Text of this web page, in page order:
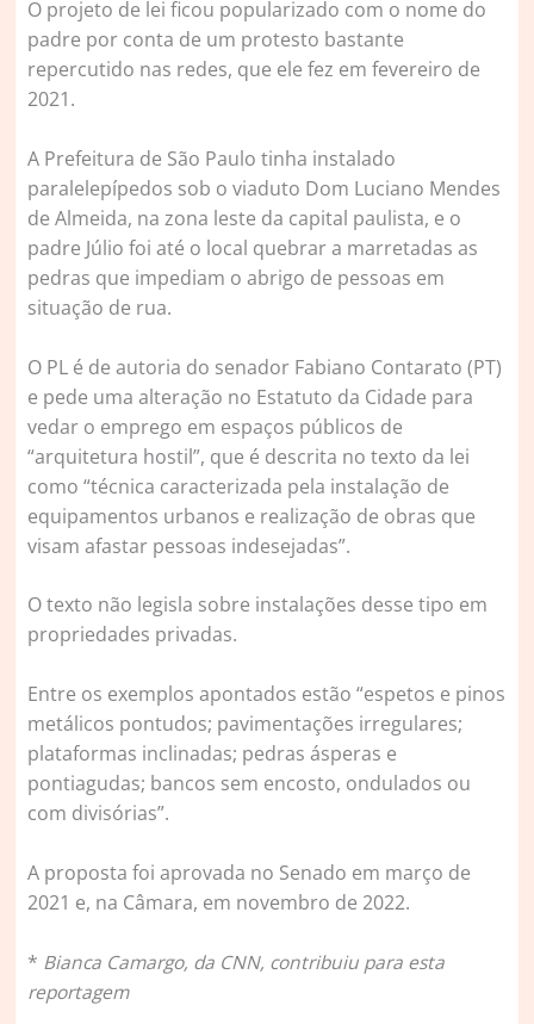
O projeto de lei ficou popularizado com o nome do
padre por conta de um protesto bastante
repercutido nas redes, que ele fez em fevereiro de
2021.
A Prefeitura de São Paulo tinha instalado
paralelepípedos sob o viaduto Dom Luciano Mendes
de Almeida, na zona leste da capital paulista, e o
padre Júlio foi até o local quebrar a marretadas as
pedras que impediam o abrigo de pessoas em
situação de rua.
O PL é de autoria do senador Fabiano Contarato (PT)
e pede uma alteração no Estatuto da Cidade para
vedar o emprego em espaços públicos de
“arquitetura hostil”, que é descrita no texto da lei
como “técnica caracterizada pela instalação de
equipamentos urbanos e realização de obras que
visam afastar pessoas indesejadas”.
O texto não legisla sobre instalações desse tipo em
propriedades privadas.
Entre os exemplos apontados estão “espetos e pinos
metálicos pontudos; pavimentações irregulares;
plataformas inclinadas; pedras ásperas e
pontiagudas; bancos sem encosto, ondulados ou
com divisórias”.
A proposta foi aprovada no Senado em março de
2021 e, na Câmara, em novembro de 2022.
* Bianca Camargo, da CNN, contribuiu para esta
reportagem